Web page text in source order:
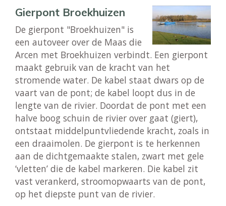
Gierpont Broekhuizen
De gierpont "Broekhuizen" is
een autoveer over de Maas die
Arcen met Broekhuizen verbindt. Een gierpont
maakt gebruik van de kracht van het
stromende water. De kabel staat dwars op de
vaart van de pont; de kabel loopt dus in de
lengte van de rivier. Doordat de pont met een
halve boog schuin de rivier over gaat (giert),
ontstaat middelpuntvliedende kracht, zoals in
een draaimolen. De gierpont is te herkennen
aan de dichtgemaakte stalen, zwart met gele
‘vletten’ die de kabel markeren. Die kabel zit
vast verankerd, stroomopwaarts van de pont,
op het diepste punt van de rivier.